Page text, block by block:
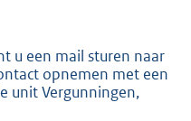
u een mail sturen naar
opnemen met een
unit Vergunningen,